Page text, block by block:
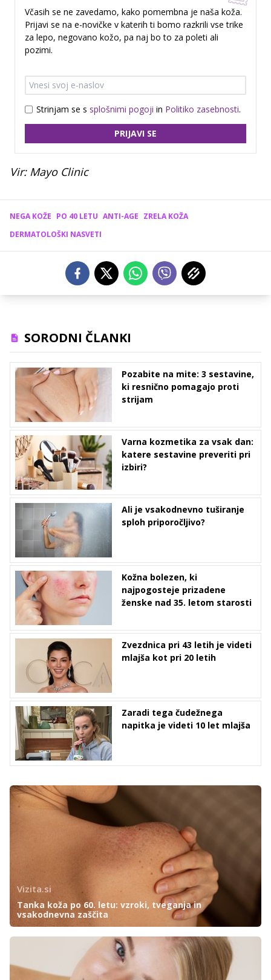
Včasih se ne zavedamo, kako pomembna je naša koža.
Prijavi se na e-novičke v katerih ti bomo razkrili vse trike
za lepo, negovano kožo, pa naj bo to za poleti ali
pozimi.
Strinjam se s splošnimi pogoji in Politiko zasebnosti.
PRIJAVI SE
Vir: Mayo Clinic
NEGA KOŽE PO 40 LETU ANTI-AGE ZRELA KOŽA
DERMATOLOŠKI NASVETI
SORODNI ČLANKI
Pozabite na mite: 3 sestavine,
ki resnično pomagajo proti
strijam
Varna kozmetika za vsak dan:
katere sestavine preveriti pri
izbiri?
Ali je vsakodnevno tuširanje
sploh priporočljivo?
Kožna bolezen, ki
najpogosteje prizadene
ženske nad 35. letom starosti
Zvezdnica pri 43 letih je videti
mlajša kot pri 20 letih
Zaradi tega čudežnega
napitka je videti 10 let mlajša
Vizita.si
Tanka koža po 60. letu: vzroki, tveganja in
vsakodnevna zaščita